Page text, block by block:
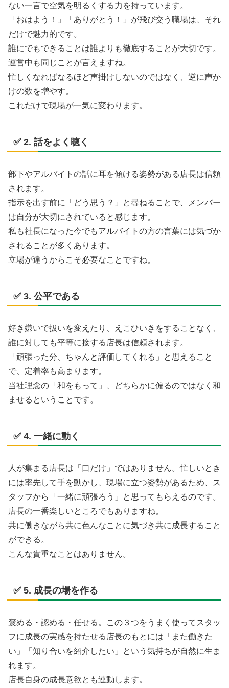
ない一言で空気を明るくする力を持っています。
「おはよう！」「ありがとう！」が飛び交う職場は、それ
だけで魅力的です。
誰にでもできることは誰よりも徹底することが大切です。
運営中も同じことが言えますね。
忙しくなればなるほど声掛けしないのではなく、逆に声か
けの数を増やす。
これだけで現場が一気に変わります。
✅ 2. 話をよく聴く
部下やアルバイトの話に耳を傾ける姿勢がある店長は信頼
されます。
指示を出す前に「どう思う？」と尋ねることで、メンバー
は自分が大切にされていると感じます。
私も社長になった今でもアルバイトの方の言葉には気づか
されることが多くあります。
立場が違うからこそ必要なことですね。
✅ 3. 公平である
好き嫌いで扱いを変えたり、えこひいきをすることなく、
誰に対しても平等に接する店長は信頼されます。
「頑張った分、ちゃんと評価してくれる」と思えること
で、定着率も高まります。
当社理念の「和をもって」、どちらかに偏るのではなく和
ませるということです。
✅ 4. 一緒に動く
人が集まる店長は「口だけ」ではありません。忙しいとき
には率先して手を動かし、現場に立つ姿勢があるため、ス
タッフから「一緒に頑張ろう」と思ってもらえるのです。
店長の一番楽しいところでもありますね。
共に働きながら共に色んなことに気づき共に成長すること
ができる。
こんな貴重なことはありません。
✅ 5. 成長の場を作る
褒める・認める・任せる。この３つをうまく使ってスタッ
フに成長の実感を持たせる店長のもとには「また働きた
い」「知り合いを紹介したい」という気持ちが自然に生ま
れます。
店長自身の成長意欲とも連動します。